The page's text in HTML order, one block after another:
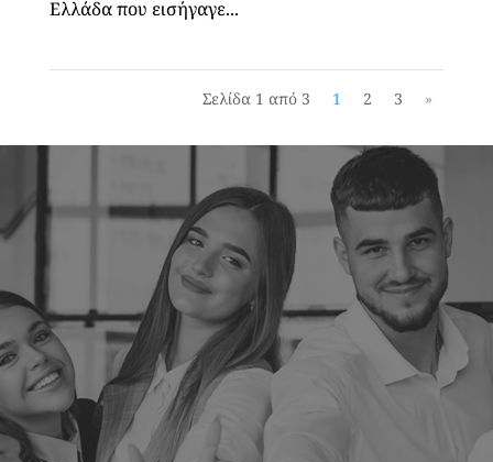
Ελλάδα που εισήγαγε...
Σελίδα 1 από 3 1 2 3 »